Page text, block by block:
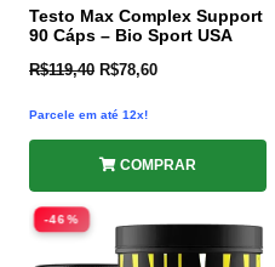
Testo Max Complex Support
90 Cáps – Bio Sport USA
R$119,40 R$78,60
Parcele em até 12x!
COMPRAR
-46%